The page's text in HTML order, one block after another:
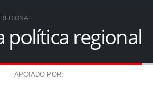
política regional
APOIADO POR: